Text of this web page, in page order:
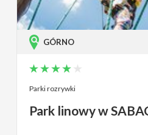
GÓRNO
Parki rozrywki
Park linowy w